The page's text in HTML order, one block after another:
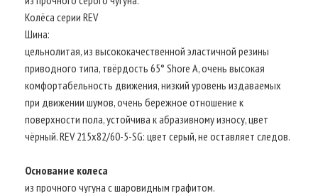
Колёса серии REV
Шина:
цельнолитая, из высококачественной эластичной резины
приводного типа, твёрдость 65° Shore A, очень высокая
комфортабельность движения, низкий уровень издаваемых
при движении шумов, очень бережное отношение к
поверхности пола, устойчива к абразивному износу, цвет
чёрный. REV 215x82/60-5-SG: цвет серый, не оставляет следов.
Основание колеса
из прочного чугуна с шаровидным графитом.